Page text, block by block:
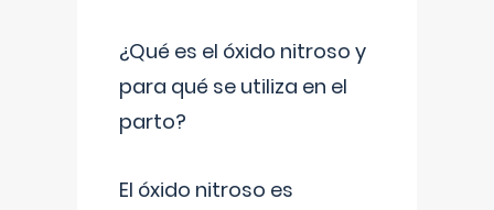
¿Qué es el óxido nitroso y
para qué se utiliza en el
parto?
El óxido nitroso es